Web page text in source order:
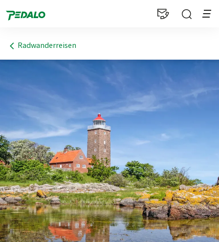
1
Radwanderreisen